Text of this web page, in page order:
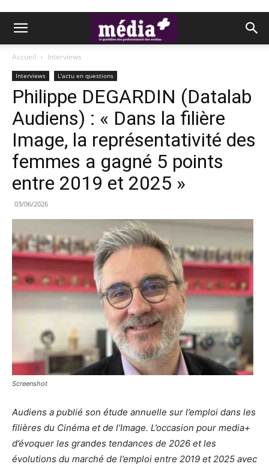
Accueil Interviews
Interviews L'actu en questions
Philippe DEGARDIN (Datalab
Audiens) : « Dans la filière
Image, la représentativité des
femmes a gagné 5 points
entre 2019 et 2025 »
03/06/2026
Screenshot
Audiens a publié son étude annuelle sur l’emploi dans les
filières du Cinéma et de l’Image. L’occasion pour media+
d’évoquer les grandes tendances de 2026 et les
évolutions du marché de l’emploi entre 2019 et 2025 avec